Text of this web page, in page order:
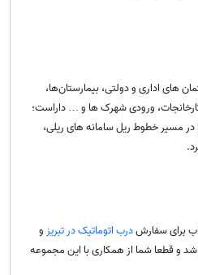
های اداری و دولتی، بیمار‌ستان‌ها،
ورودی شهرک ها و … داراست؛
مسیر خطوط ریل سامانه های ریلی،
برای سفارشدرب اتوماتیک در تبریز و
و قطعا شما از همکاری با این مجموعه